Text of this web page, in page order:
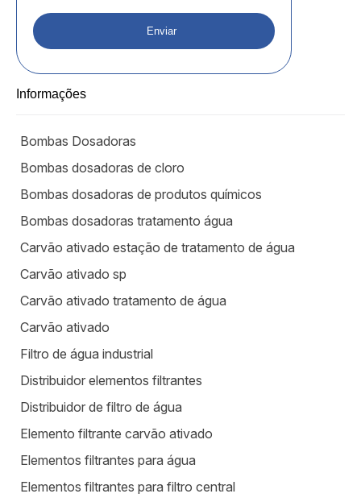
Informações
Bombas Dosadoras
Bombas dosadoras de cloro
Bombas dosadoras de produtos químicos
Bombas dosadoras tratamento água
Carvão ativado estação de tratamento de água
Carvão ativado sp
Carvão ativado tratamento de água
Carvão ativado
Filtro de água industrial
Distribuidor elementos filtrantes
Distribuidor de filtro de água
Elemento filtrante carvão ativado
Elementos filtrantes para água
Elementos filtrantes para filtro central